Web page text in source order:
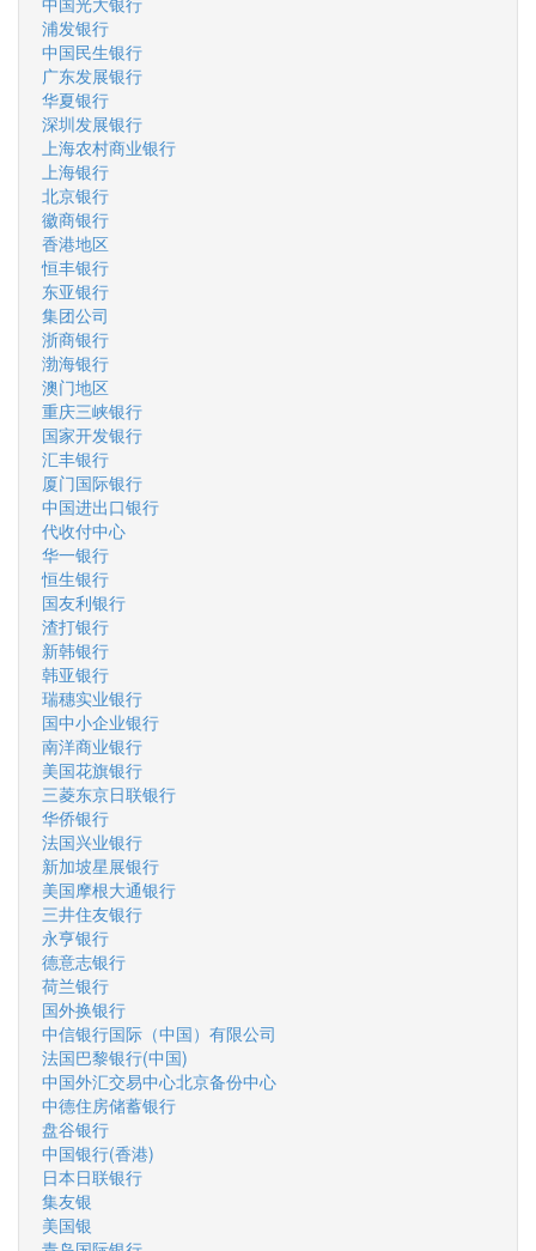
浦发银行
中国民生银行
广东发展银行
华夏银行
深圳发展银行
上海农村商业银行
上海银行
北京银行
徽商银行
香港地区
恒丰银行
东亚银行
集团公司
浙商银行
渤海银行
澳门地区
重庆三峡银行
国家开发银行
汇丰银行
厦门国际银行
中国进出口银行
代收付中心
华一银行
恒生银行
国友利银行
渣打银行
新韩银行
韩亚银行
瑞穗实业银行
国中小企业银行
南洋商业银行
美国花旗银行
三菱东京日联银行
华侨银行
法国兴业银行
新加坡星展银行
美国摩根大通银行
三井住友银行
永亨银行
德意志银行
荷兰银行
国外换银行
中信银行国际（中国）有限公司
法国巴黎银行(中国)
中国外汇交易中心北京备份中心
中德住房储蓄银行
盘谷银行
中国银行(香港)
日本日联银行
集友银
美国银